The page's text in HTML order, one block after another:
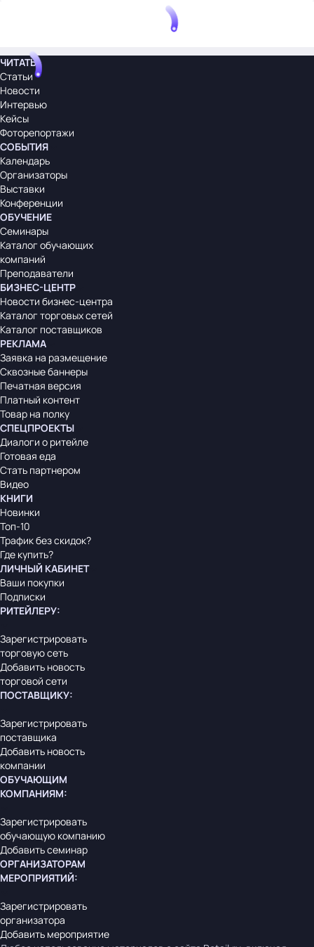
ЧИТАТЬ
Статьи
Новости
Интервью
Кейсы
Фоторепортажи
СОБЫТИЯ
Календарь
Организаторы
Выставки
Конференции
ОБУЧЕНИЕ
Семинары
Каталог обучающих
компаний
Преподаватели
БИЗНЕС-ЦЕНТР
Новости бизнес-центра
Каталог торговых сетей
Каталог поставщиков
РЕКЛАМА
Заявка на размещение
Сквозные баннеры
Печатная версия
Платный контент
Товар на полку
СПЕЦПРОЕКТЫ
Диалоги о ритейле
Готовая еда
Стать партнером
Видео
КНИГИ
Новинки
Топ-10
Трафик без скидок?
Где купить?
ЛИЧНЫЙ КАБИНЕТ
Ваши покупки
Подписки
РИТЕЙЛЕРУ:
Зарегистрировать
торговую сеть
Добавить новость
торговой сети
ПОСТАВЩИКУ:
Зарегистрировать
поставщика
Добавить новость
компании
ОБУЧАЮЩИМ
КОМПАНИЯМ:
Зарегистрировать
обучающую компанию
Добавить семинар
ОРГАНИЗАТОРАМ
МЕРОПРИЯТИЙ:
Зарегистрировать
организатора
Добавить мероприятие